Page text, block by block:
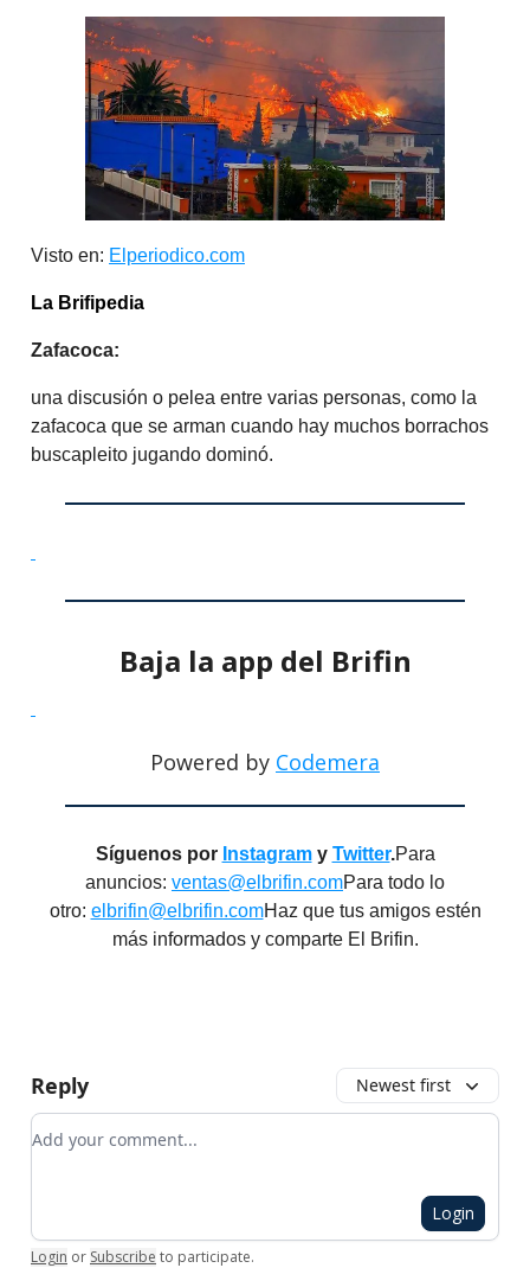
Visto en: Elperiodico.com
La Brifipedia
Zafacoca:
una discusión o pelea entre varias personas, como la
zafacoca que se arman cuando hay muchos borrachos
buscapleito jugando dominó.
Baja la app del Brifin
Powered by Codemera
Síguenos por Instagramy Twitter.Para
anuncios: ventas@elbrifin.comPara todo lo
otro: elbrifin@elbrifin.comHaz que tus amigos estén
más informados y comparte El Brifin.
Reply Newest first
Add your comment
Login
Login or Subscribe to participate.